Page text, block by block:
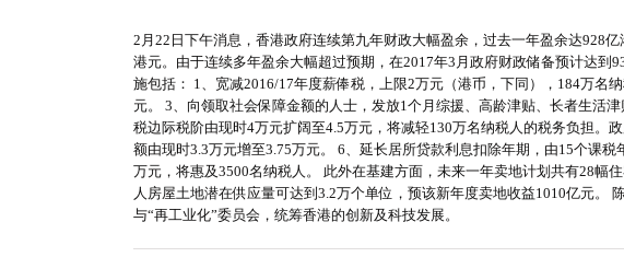
2月22日下午消息，香港政府连续第九年财政大幅盈余，过去一年盈余达928
港元。由于连续多年盈余大幅超过预期，在2017年3月政府财政储备预计达
施包括： 1、宽减2016/17年度薪俸税，上限2万元（港币，下同），184万名
元。 3、向领取社会保障金额的人士，发放1个月综援、高龄津贴、长者生活
税边际税阶由现时4万元扩阔至4.5万元，将减轻130万名纳税人的税务负担。
额由现时3.3万元增至3.75万元。 6、延长居所贷款利息扣除年期，由15个课
万元，将惠及3500名纳税人。 此外在基建方面，未来一年卖地计划共有28幅
人房屋土地潜在供应量可达到3.2万个单位，预该新年度卖地收益1010亿元
与“再工业化”委员会，统筹香港的创新及科技发展。